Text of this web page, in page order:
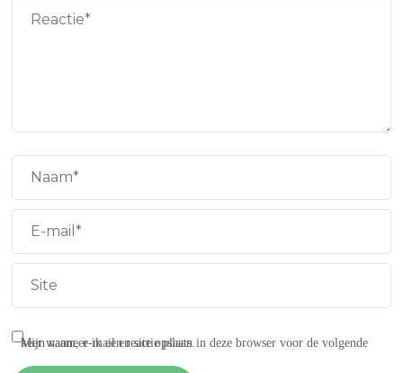
Mijn naam, e-mail en site opslaan in deze browser voor de volgende keer wanneer ik een reactie plaats.